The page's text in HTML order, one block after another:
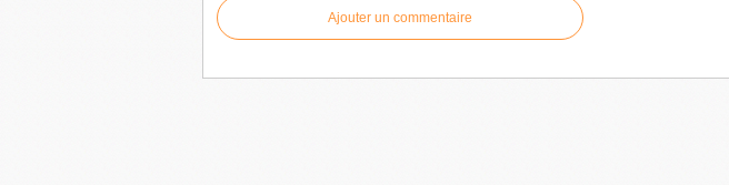
Ajouter un commentaire